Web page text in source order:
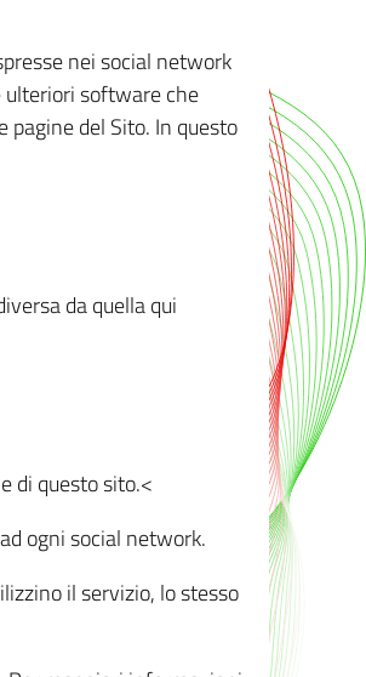
nei social network
ulteriori software che
del Sito. In questo
da quella qui
di questo sito.<
ogni social network.
il servizio, lo stesso